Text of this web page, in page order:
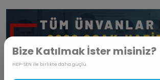
Bize Katılmak İster misiniz?
HEP-SEN ile birlikte daha güçlü.